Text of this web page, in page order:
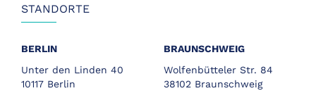
STANDORTE
BERLIN
Unter den Linden 40
10117 Berlin
BRAUNSCHWEIG
Wolfenbütteler Str. 84
38102 Braunschweig